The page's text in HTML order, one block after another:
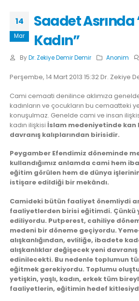
14
Mar
Saadet
Kadın”
By Dr. Zekiye Demir Demir Anonim
Perşembe, 14 Mart 2013 15:32 Dr. Zekiye
Cami cemaati denilince aklımıza
kadınların ve çocukların bu cemaatteki
konuşulmaz. Genelde cami ve insan
kadın ilişkisi İslam medeniyetinde kan
davranış kalıplarından birisidir.
Peygamber Efendimiz döneminde
kullandığımız anlamda cami hem
eğitim görülen hem de dünya
istişare edildiği bir mekândı.
Camideki bütün faaliyet önemliydi
faaliyetlerden birisi eğitimdi. Çünkü
ediliyordu. Putperest, cahiliye
medeni bir döneme geçiyordu.
alışkanlığından, evliliğe, ibadete
alışkanlıklar değişecek yeni davranış
edinilecekti. Bu nedenle toplumun
eğitmek gerekiyordu. Toplumu
yetişkin, yaşlı, kadın, erkek tüm
faaliyetlerin, eğitimin hedef